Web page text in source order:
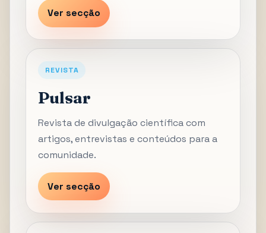
Ver secção
REVISTA
Pulsar
Revista de divulgação científica com
artigos, entrevistas e conteúdos para a
comunidade.
Ver secção